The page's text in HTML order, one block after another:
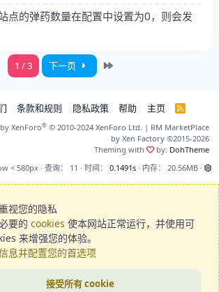
点的弹药数量在配置中设置为0，则会发
1 / 3 下一页
条款和规则 隐私政策 帮助 主页
R
S
XenForo® © 2010-2024 XenForo Ltd. | RM MarketPlace
by Xen Factory ©2015-2026
Theming with
by: DohTheme
查询 11 时间 0.1491s 内存 20.56MB
视您的隐私
要的 cookies 使本网站正常运行，并使用可
来增强您的体验。
息并配置您的首选项
接受所有 cookie